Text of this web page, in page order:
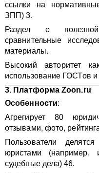
ссылки на
ЗПП) 3.
Раздел с
сравнительные
материалы.
Высокий авторитет
использование ГОСТов и
3. Платформа Zoon.ru
Особенности:
Агрегирует 80
отзывами, фото,
Пользователи
юристами (например,
судебные дела) 46.